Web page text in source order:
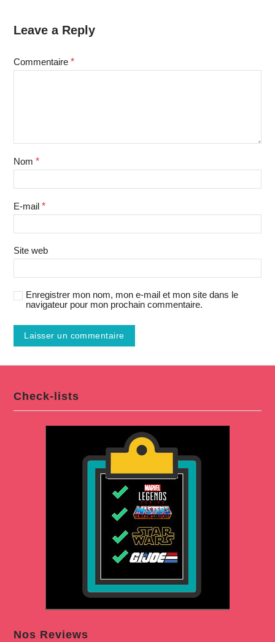
Leave a Reply
Commentaire *
Nom *
E-mail *
Site web
Enregistrer mon nom, mon e-mail et mon site dans le
navigateur pour mon prochain commentaire.
Check-lists
Nos Reviews